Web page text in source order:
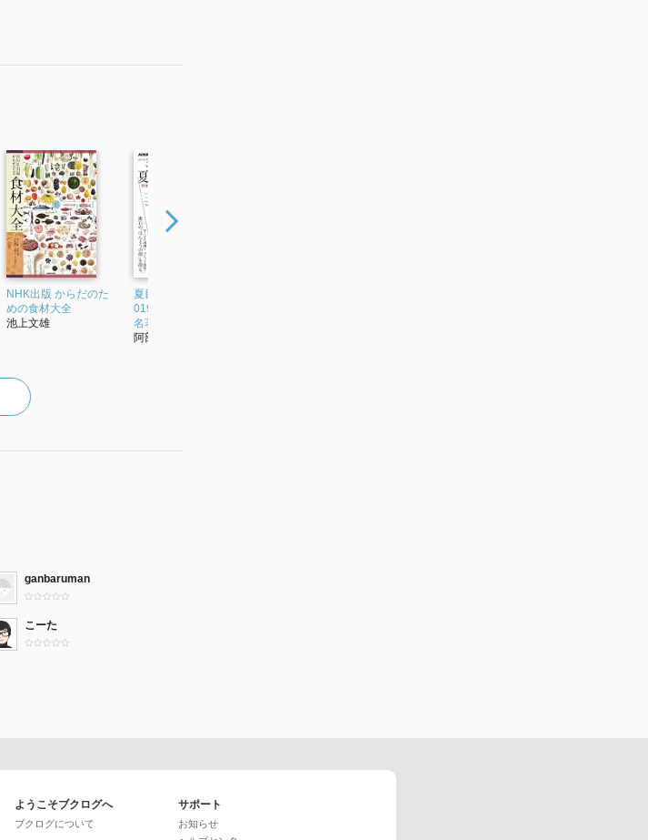
NHK出版 からだのた
めの食材大全
池上文雄
夏目漱石スペシャル 2
019年3月 (100分 de
名著)
阿部公彦
ganbaruman
こーた
ようこそブクログへ
ブクログについて
サポート
お知らせ